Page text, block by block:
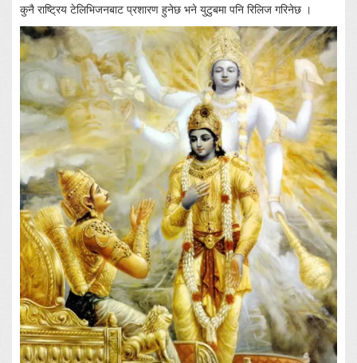
कुनै राष्ट्रिय टेलिभिजनबाट प्रशारण हुनेछ भने युटुबमा पनि रिलिज गरिनेछ ।